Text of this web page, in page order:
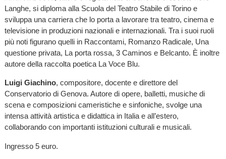
Langhe, si diploma alla Scuola del Teatro Stabile di Torino e
sviluppa una carriera che lo porta a lavorare tra teatro, cinema e
televisione in produzioni nazionali e internazionali. Tra i suoi ruoli
più noti figurano quelli in Raccontami, Romanzo Radicale, Una
questione privata, La porta rossa, 3 Caminos e Belcanto. È inoltre
autore della raccolta poetica La Voce Blu.
Luigi Giachino, compositore, docente e direttore del
Conservatorio di Genova. Autore di opere, balletti, musiche di
scena e composizioni cameristiche e sinfoniche, svolge una
intensa attività artistica e didattica in Italia e all’estero,
collaborando con importanti istituzioni culturali e musicali.
Ingresso 5 euro.